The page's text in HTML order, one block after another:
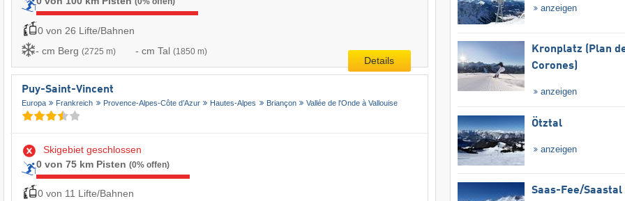
0 von 26 Lifte/Bahnen
- cm Berg (2725 m) - cm Tal (1850 m)
Details
Puy-Saint-Vincent
Europa Frankreich Provence-Alpes-Côte d’Azur Hautes-Alpes Briançon Vallée de l'Onde à Vallouise
Skigebiet geschlossen
0 von 75 km Pisten (0% offen)
0 von 11 Lifte/Bahnen
anzeigen
Kronplatz (Plan
Corones)
anzeigen
Ötztal
anzeigen
Saas-Fee/​Saastal